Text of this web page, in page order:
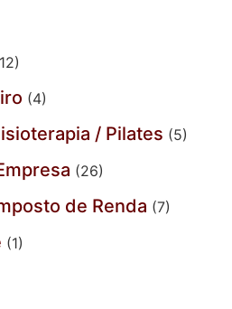
(4)
/ Pilates (5)
(26)
de Renda (7)
(1)